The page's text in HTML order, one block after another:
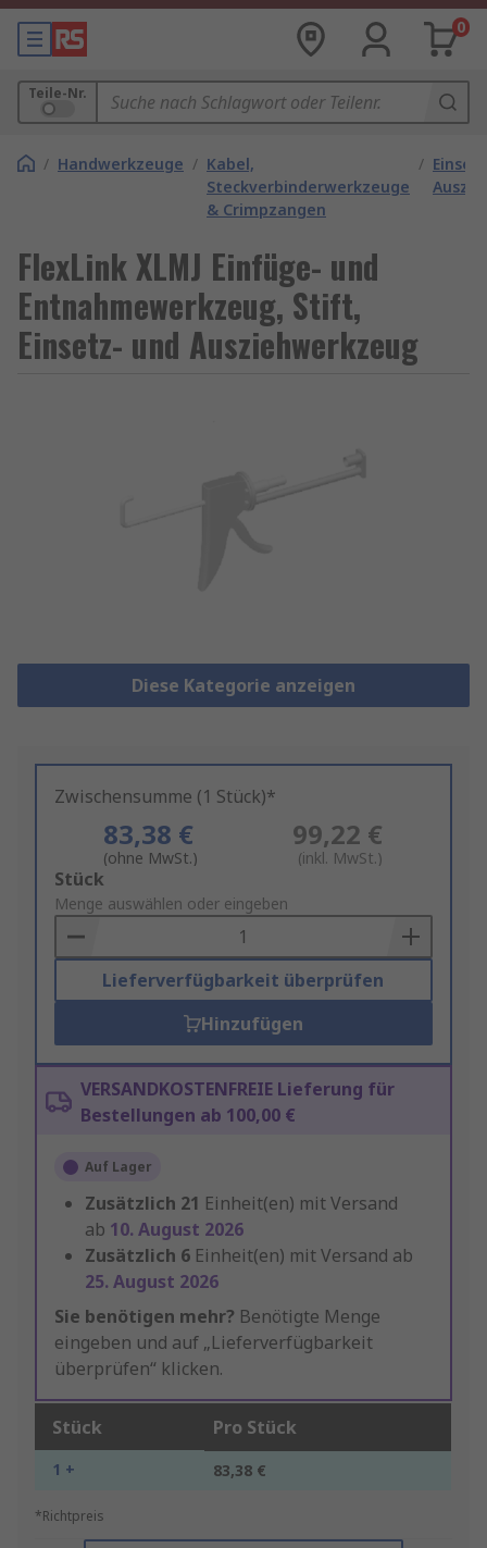
0
Teile-Nr.
/ Handwerkzeuge / Kabel,
Steckverbinderwerkzeuge
& Crimpzangen
/
FlexLink XLMJ Einfüge- und
Entnahmewerkzeug, Stift,
Einsetz- und Ausziehwerkzeug
Diese Kategorie anzeigen
Zwischensumme (1 Stück)*
83,38 €
(ohne MwSt.)
99,22 €
(inkl. MwSt.)
Add
to
Basket
Stück
Menge auswählen oder eingeben
Lieferverfügbarkeit überprüfen
Hinzufügen
VERSANDKOSTENFREIE Lieferung für
Bestellungen ab 100,00 €
Auf Lager
Zusätzlich 21 Einheit(en) mit Versand
ab 10. August 2026
Zusätzlich 6 Einheit(en) mit Versand ab
25. August 2026
Sie benötigen mehr? Benötigte Menge
eingeben und auf „Lieferverfügbarkeit
überprüfen“ klicken.
Stück Pro Stück
1 + 83,38 €
*Richtpreis